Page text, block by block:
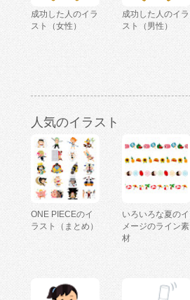
成功した人のイラ
スト（女性）
成功した人のイラ
スト（男性）
人気のイラスト
ONE PIECEのイ
ラスト（まとめ）
いろいろな夏のイ
メージのライン素
材